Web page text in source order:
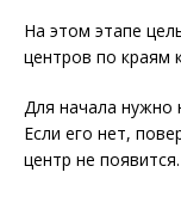
На этом этапе
центров по краям
Для начала нужно
Если его нет,
центр не появится.